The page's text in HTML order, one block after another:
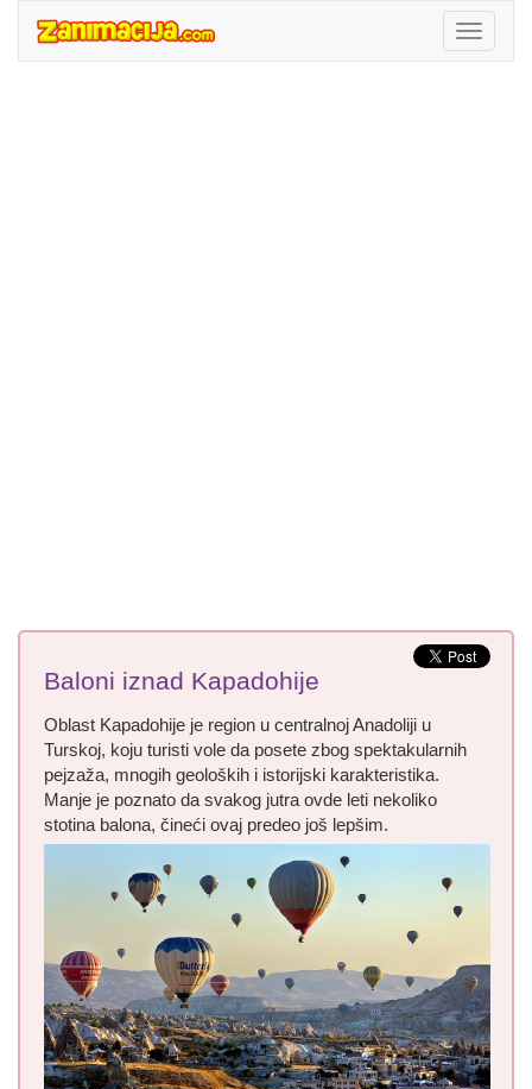
Baloni iznad Kapadohije
Oblast Kapadohije je region u centralnoj Anadoliji u
Turskoj, koju turisti vole da posete zbog spektakularnih
pejzaža, mnogih geoloških i istorijski karakteristika.
Manje je poznato da svakog jutra ovde leti nekoliko
stotina balona, čineći ovaj predeo još lepšim.